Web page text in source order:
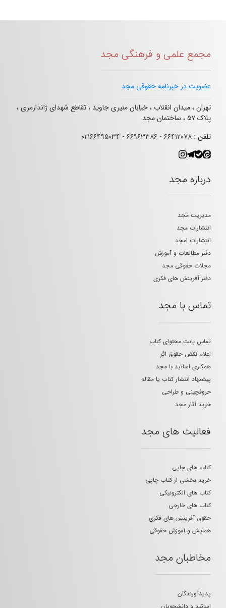
مجمع علمی و فرهنگی مجد
عضویت در خبرنامه حقوقی مجد
تهران ، میدان انقلاب ، خیابان منیری جاوید ، تقاطع شهدای ژاندارمری ،
پلاک ۵۷ ، ساختمان مجد
تلفن : ۶۶۴۱۲۰۷۸ - ۶۶۹۶۳۳۸۶ - ۰۲۱۶۶۴۹۵۰۳۴
درباره مجد
مدیریت مجد
انتشارات مجد
انتشارات امجد
دفتر مطالعات و آموزش
مجلات حقوقی مجد
دفتر آفرینش های فکری
تماس با مجد
تماس بابت محتوای کتاب
اعلام نقض حقوق اثر
همکاری اساتید با مجد
پیشنهاد انتشار کتاب یا مقاله
حروفچینی و طراحی
خرید آثار مجد
فعالیت های مجد
کتاب های چاپی
خرید بخشی از کتاب چاپی
کتاب های الکترونیکی
کتاب های خارجی
حقوق آفرینش های فکری
همایش و آموزش حقوقی
مخاطبان مجد
پدیدآورندگان